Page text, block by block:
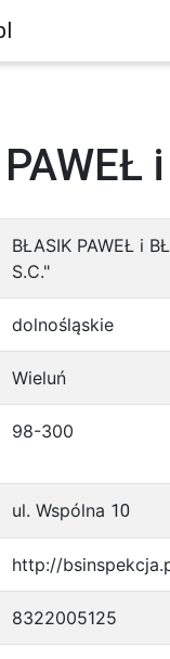
BŁASIK PAWEŁ i
S.C."
dolnośląskie
Wieluń
98-300
ul. Wspólna 10
http://
8322005125